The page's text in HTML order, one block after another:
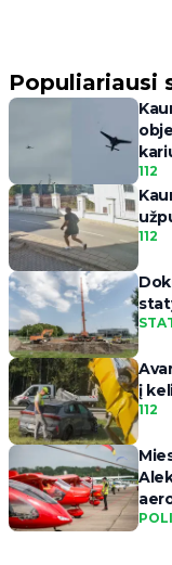
Populiariausi
112
112
į
112